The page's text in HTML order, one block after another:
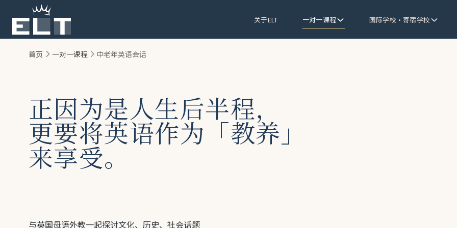
跳至主要内容
关于ELT 一对一课程 国际学校·寄宿学校
首页 一对一课程 中老年英语会话
正因为是人生后半程，
更要将英语作为「教养」
来享受。
与英国母语外教一起探讨文化、历史、社会话题